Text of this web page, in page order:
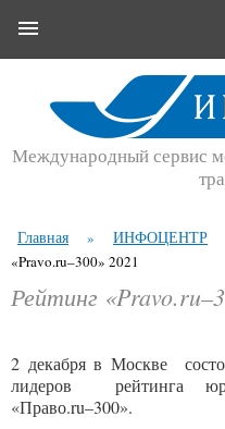
Международный сервис
Главная » ИНФОЦЕНТР
«Pravo.ru–300» 2021
Рейтинг
2 декабря в Москве
лидеров рейтинга
«Право.ru–300».